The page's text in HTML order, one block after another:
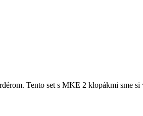
Tento set s MKE 2 klopákmi sme